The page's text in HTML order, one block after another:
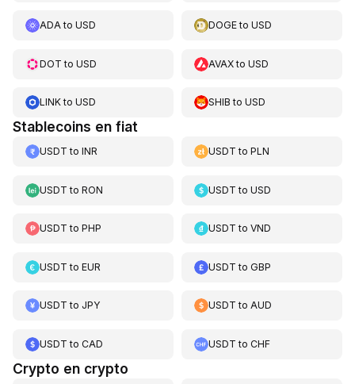
ADAto USD DOGEtoUSD
DOT to USD AVAXtoUSD
LINKto USD SHIB toUSD
Stablecoins en fiat
USDT to INR USDT toPLN
USDT to RON USDT toUSD
USDT to PHP USDT toVND
USDT to EUR USDT toGBP
USDT to JPY USDT toAUD
USDT to CAD USDT toCHF
Crypto en crypto